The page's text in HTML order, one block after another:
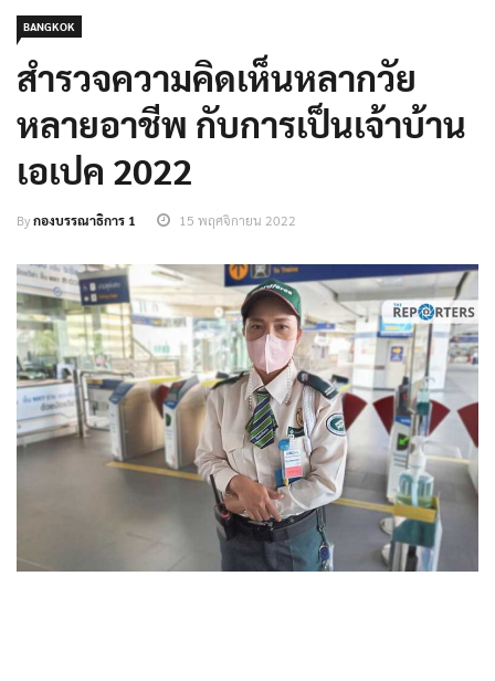
BANGKOK
สำรวจความคิดเห็นหลากวัย
หลายอาชีพ กับการเป็นเจ้าบ้าน
เอเปค 2022
Byกองบรรณาธิการ 1 15 พฤศจิกายน 2022